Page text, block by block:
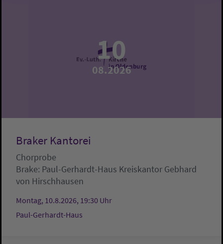
10
08.2026
Braker Kantorei
Chorprobe
Brake: Paul-Gerhardt-Haus Kreiskantor Gebhard
von Hirschhausen
Montag, 10.8.2026, 19:30 Uhr
Paul-Gerhardt-Haus